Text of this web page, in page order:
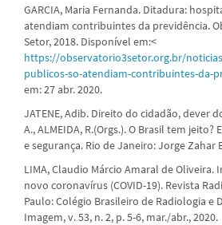
GARCIA, Maria Fernanda. Ditadura:
atendiam contribuintes da previdência.
Setor, 2018. Disponível em:<
https://observatorio3setor.org.br/
publicos-so-atendiam-contribuintes-da-
em: 27 abr. 2020.
JATENE, Adib. Direito do cidadão, dever
A., ALMEIDA, R.(Orgs.). O Brasil tem jeito?
e segurança. Rio de Janeiro: Jorge Zahar
LIMA, Claudio Márcio Amaral de Oliveira.
novo coronavírus (COVID-19). Revista
Paulo: Colégio Brasileiro de Radiologia e
Imagem, v. 53, n. 2, p. 5-6, mar./abr., 2020.